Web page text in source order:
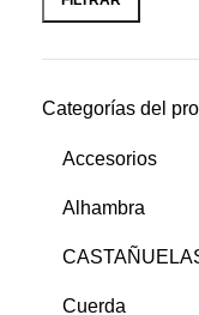
Categorías del
Accesorios
Alhambra
Cuerda